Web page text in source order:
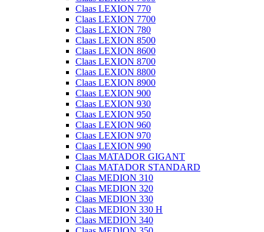
Claas LEXION 770
Claas LEXION 7700
Claas LEXION 780
Claas LEXION 8500
Claas LEXION 8600
Claas LEXION 8700
Claas LEXION 8800
Claas LEXION 8900
Claas LEXION 900
Claas LEXION 930
Claas LEXION 950
Claas LEXION 960
Claas LEXION 970
Claas LEXION 990
Claas MATADOR GIGANT
Claas MATADOR STANDARD
Claas MEDION 310
Claas MEDION 320
Claas MEDION 330
Claas MEDION 330 H
Claas MEDION 340